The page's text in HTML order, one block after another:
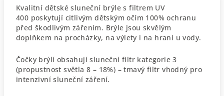
Kvalitní dětské sluneční brýle s filtrem UV
400 poskytují citlivým dětským očím 100% ochranu
před škodlivým zářením. Brýle jsou skvělým
doplňkem na procházky, na výlety i na hraní u vody.
Čočky brýlí obsahují sluneční filtr kategorie 3
(propustnost světla 8 – 18%) – tmavý filtr vhodný pro
intenzivní sluneční záření.